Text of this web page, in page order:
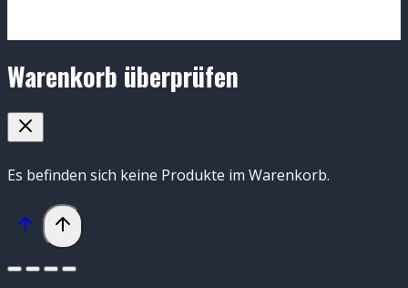
Warenkorb überprüfen
Es befinden sich keine Produkte im Warenkorb.